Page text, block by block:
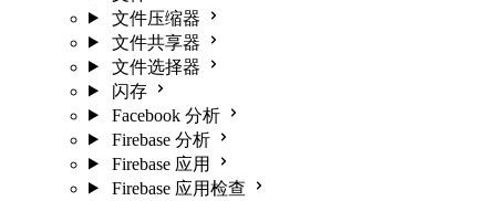
文件压缩器
文件共享器
文件选择器
闪存
Facebook 分析
Firebase 分析
Firebase 应用
Firebase 应用检查